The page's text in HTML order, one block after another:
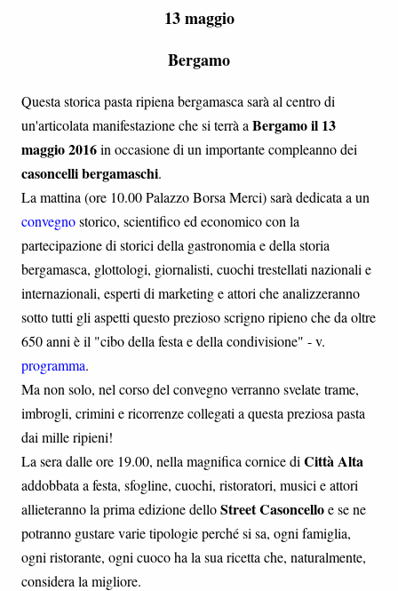
13 maggio
Bergamo
Questa storica pasta ripiena bergamasca sarà al centro di
un'articolata manifestazione che si terrà a Bergamo il 13
maggio 2016in occasione di un importante compleanno dei
casoncelli bergamaschi.
La mattina (ore 10.00 Palazzo Borsa Merci) sarà dedicata a un
convegnostorico, scientifico ed economico con la
partecipazione di storici della gastronomia e della storia
bergamasca, glottologi, giornalisti, cuochi trestellati nazionali e
internazionali, esperti di marketing e attori che analizzeranno
sotto tutti gli aspetti questo prezioso scrigno ripieno che da oltre
650 anni è il "cibo della festa e della condivisione" - v.
programma.
Ma non solo, nel corso del convegno verranno svelate trame,
imbrogli, crimini e ricorrenze collegati a questa preziosa pasta
dai mille ripieni!
La sera dalle ore 19.00, nella magnifica cornice di Città Alta
addobbata a festa, sfogline, cuochi, ristoratori, musici e attori
allieteranno la prima edizione delloStreet Casoncelloe se ne
potranno gustare varie tipologie perché si sa, ogni famiglia,
ogni ristorante, ogni cuoco ha la sua ricetta che, naturalmente,
considera la migliore.